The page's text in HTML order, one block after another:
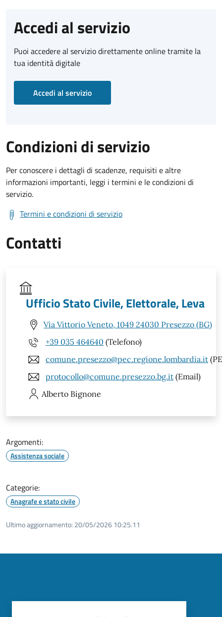
Accedi al servizio
Puoi accedere al servizio direttamente online tramite la
tua identità digitale
Accedi al servizio
Condizioni di servizio
Per conoscere i dettagli di scadenze, requisiti e altre
informazioni importanti, leggi i termini e le condizioni di
servizio.
Termini e condizioni di servizio
Contatti
Ufficio Stato Civile, Elettorale, Leva
Via Vittorio Veneto, 1049 24030 Presezzo (BG)
+39 035 464640 (Telefono)
comune.presezzo@pec.regione.lombardia.it
protocollo@comune.presezzo.bg.it (Email)
Alberto Bignone
Argomenti:
Assistenza sociale
Categorie:
Anagrafe e stato civile
Ultimo aggiornamento: 20/05/2026 10:25.11